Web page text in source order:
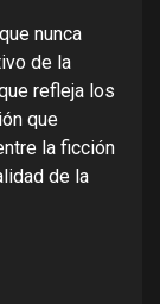
nunca
de la
refleja los
que
la ficción
de la